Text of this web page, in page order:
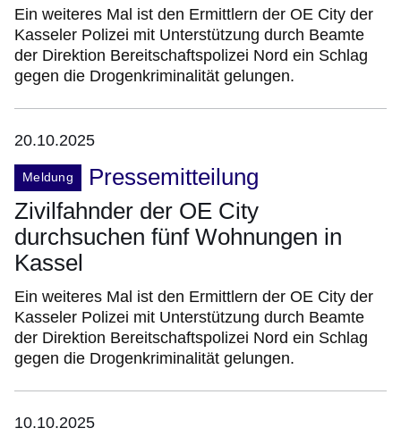
Seite
17
Ein weiteres Mal ist den Ermittlern der OE City der
Kasseler Polizei mit Unterstützung durch Beamte
der Direktion Bereitschaftspolizei Nord ein Schlag
gegen die Drogenkriminalität gelungen.
20.10.2025
Meldung
Pressemitteilung
Zivilfahnder der OE City
durchsuchen fünf Wohnungen in
Kassel
Ein weiteres Mal ist den Ermittlern der OE City der
Kasseler Polizei mit Unterstützung durch Beamte
der Direktion Bereitschaftspolizei Nord ein Schlag
gegen die Drogenkriminalität gelungen.
10.10.2025